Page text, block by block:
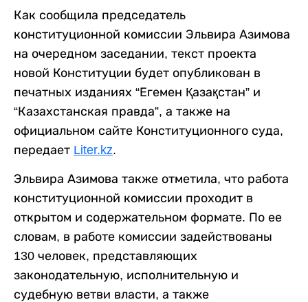
Как сообщила председатель
конституционной комиссии Эльвира Азимова
на очередном заседании, текст проекта
новой Конституции будет опубликован в
печатных изданиях “Егемен Қазақстан” и
“Казахстанская правда”, а также на
официальном сайте Конституционного суда,
передает Liter.kz.
Эльвира Азимова также отметила, что работа
конституционной комиссии проходит в
открытом и содержательном формате. По ее
словам, в работе комиссии задействованы
130 человек, представляющих
законодательную, исполнительную и
судебную ветви власти, а также